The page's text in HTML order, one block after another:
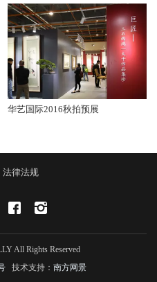
华艺国际2016秋拍预展
法律法规
All Rights Reserved
技术支持： 南方网景